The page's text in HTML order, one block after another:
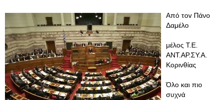
Από τοv Πάνο
Δαμέλο
μέλος Τ.Ε.
ΑΝΤ.ΑΡ.ΣΥ.Α.
Κορινθίας
Όλο και πιο
συχνά